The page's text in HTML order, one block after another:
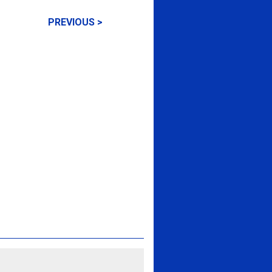
PREVIOUS >